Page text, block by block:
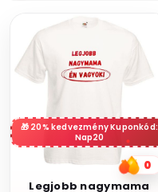
20% kedvezmény Kuponkód:
Nap20
0
Legjobb nagymama